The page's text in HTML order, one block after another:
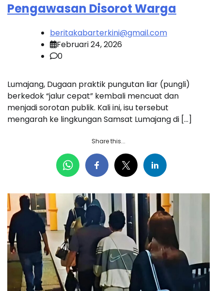
Pengawasan Disorot Warga
beritakabarterkini@gmail.com
Februari 24, 2026
0
Lumajang, Dugaan praktik pungutan liar (pungli)
berkedok “jalur cepat” kembali mencuat dan
menjadi sorotan publik. Kali ini, isu tersebut
mengarah ke lingkungan Samsat Lumajang di […]
Share this...